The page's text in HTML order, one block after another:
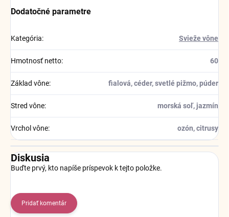
Dodatočné parametre
Kategória: Svieže vône
Hmotnosť netto: 60
Základ vône: fialová, céder, svetlé pižmo, púder
Stred vône: morská soľ, jazmín
Vrchol vône: ozón, citrusy
Diskusia
Buďte prvý, kto napíše príspevok k tejto položke.
Pridať komentár